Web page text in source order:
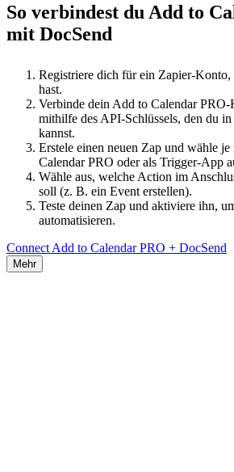
So verbindest du Add to
mit DocSend
Registriere dich für ein Zapier-Konto,
hast.
Verbinde dein Add to Calendar
mithilfe des API-Schlüssels, den du
kannst.
Erstele einen neuen Zap und wähle
Calendar PRO oder als Trigger-App
Wähle aus, welche Action im
soll (z. B. ein Event erstellen).
Teste deinen Zap und aktiviere ihn,
automatisieren.
Connect Add to Calendar PRO + DocSend
Mehr